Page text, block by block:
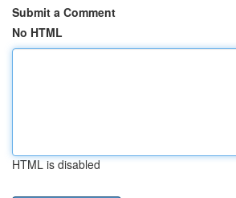
Submit a Comment
No HTML
HTML is disabled